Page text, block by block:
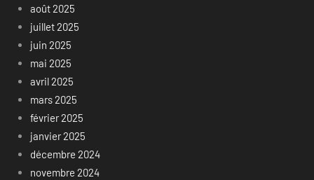
août 2025
juillet 2025
juin 2025
mai 2025
avril 2025
mars 2025
février 2025
janvier 2025
décembre 2024
novembre 2024